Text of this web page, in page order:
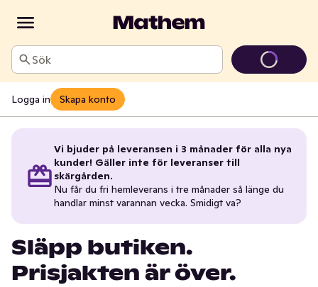
Sök
Logga in Skapa konto
Vi bjuder på leveransen i 3 månader för alla nya
kunder! Gäller inte för leveranser till
skärgården.
Nu får du fri hemleverans i tre månader så länge du
handlar minst varannan vecka. Smidigt va?
Släpp butiken.
Prisjakten är över.